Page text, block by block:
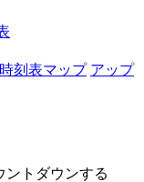
時刻表マップ アップ
ントダウンする